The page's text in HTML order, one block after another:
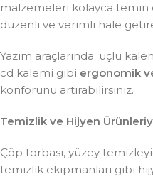
malzemeleri kolayca temin
düzenli ve verimli hale
Yazım araçlarında; uçlu
cd kalemi gibi ergonomik
konforunu artırabilirsiniz.
Temizlik ve Hijyen
Çöp torbası, yüzey
temizlik ekipmanları gibi